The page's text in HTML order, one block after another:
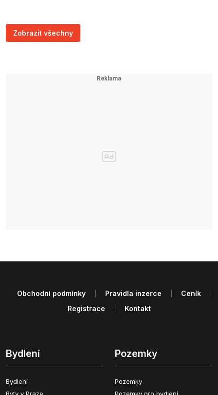
Zobrazit všechny
Bydlení
Bydlení
Pozemky
Pozemky
Obchodní podmínky Pravidla inzerce
Ceník
Registrace
Kontakt